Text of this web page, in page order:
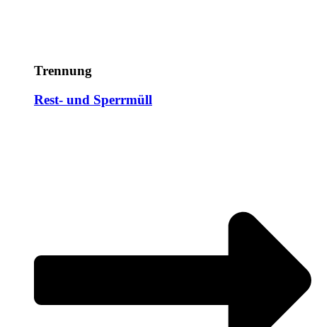
Trennung
Rest- und Sperrmüll